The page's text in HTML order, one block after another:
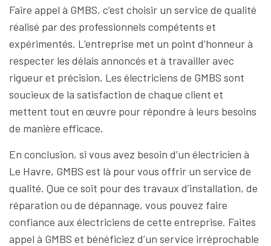
Faire appel à GMBS, c’est choisir un service de qualité
réalisé par des professionnels compétents et
expérimentés. L’entreprise met un point d’honneur à
respecter les délais annoncés et à travailler avec
rigueur et précision. Les électriciens de GMBS sont
soucieux de la satisfaction de chaque client et
mettent tout en œuvre pour répondre à leurs besoins
de manière efficace.
En conclusion, si vous avez besoin d’un électricien à
Le Havre, GMBS est là pour vous offrir un service de
qualité. Que ce soit pour des travaux d’installation, de
réparation ou de dépannage, vous pouvez faire
confiance aux électriciens de cette entreprise. Faites
appel à GMBS et bénéficiez d’un service irréprochable